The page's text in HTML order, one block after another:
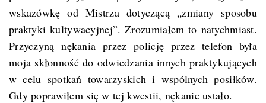
wskazówkę od Mistrza dotyczącą „zmiany sposobu
praktyki kultywacyjnej”. Zrozumiałem to natychmiast.
Przyczyną nękania przez policję przez telefon była
moja skłonność do odwiedzania innych praktykujących
w celu spotkań towarzyskich i wspólnych posiłków.
Gdy poprawiłem się w tej kwestii, nękanie ustało.